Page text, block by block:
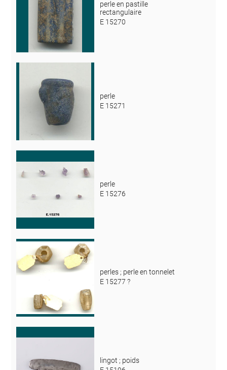
perle en pastille
rectangulaire
E 15270
perle
E 15271
perle
E 15276
perles ; perle en tonnelet
E 15277 ?
lingot ; poids